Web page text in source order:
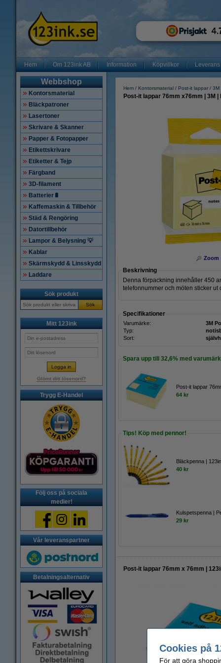
Hem Om 123ink AB Information Köpvillkor Leverans
Webbshop
Kontorsmaterial
Bläckpatroner
Lasertoner
Skrivare & Skanner
Papper & Fotopapper
Etikettskrivare
Etiketter & Tejp
Färgband
3D-filament
Batterier🔋
Kaffemaskin & Tillbehör
Städ & Rengöring
Datortillbehör
Lampor & Belysning 💡
Kablar
Skärmskydd & Linsskydd
Laddare
Sök produkt
Sök
Mitt 123ink
Glömt ditt lösenord?
Trygg E-Handel
Följ oss på sociala
medier!
Vår leveranspartner
Betalningsalternativ
Hem Kontorsmaterial Post-it lappar 3M
Post-it lappar 76mm x76mm | 3M |
Zoom
Beskrivning
Denna förpackning innehåller 450
telefonnummer och möten sticker
Specifikationer
Varumärke: 3M
Typ:
Sort:
Spara upp till 32,6% med
Post-it lappar
64 kr
Tips! Köp med pennor!
Bläckpenna |
40 kr
Kulspetspenna |
29 kr
Post-it lappar 76mm x 76mm |
Cookies på
För att göra